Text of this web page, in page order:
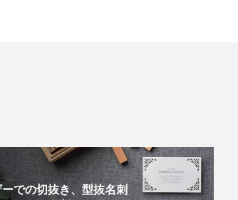
での切抜き、型抜名刺